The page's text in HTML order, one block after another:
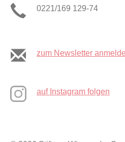
0221/169 129-74
zum Newsletter
auf Instagram folgen